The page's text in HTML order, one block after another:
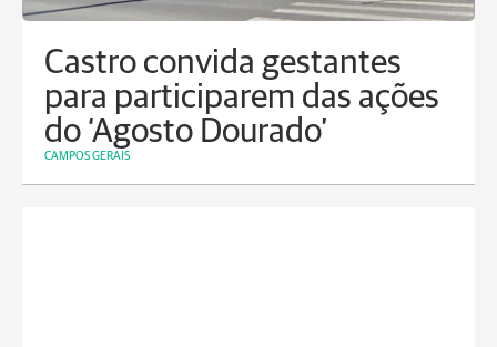
Castro convida gestantes
para participarem das ações
do ‘Agosto Dourado’
CAMPOS GERAIS